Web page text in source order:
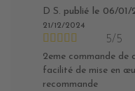
D S. publié le 06/01/
21/12/2024
5/5
2eme commande de
facilité de mise en
recommande